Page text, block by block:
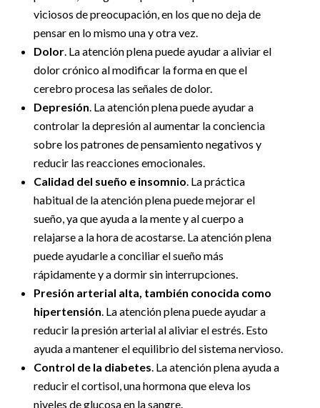
viciosos de preocupación, en los que no deja de
pensar en lo mismo una y otra vez.
Dolor. La atención plena puede ayudar a aliviar el
dolor crónico al modificar la forma en que el
cerebro procesa las señales de dolor.
Depresión. La atención plena puede ayudar a
controlar la depresión al aumentar la conciencia
sobre los patrones de pensamiento negativos y
reducir las reacciones emocionales.
Calidad del sueño e insomnio. La práctica
habitual de la atención plena puede mejorar el
sueño, ya que ayuda a la mente y al cuerpo a
relajarse a la hora de acostarse. La atención plena
puede ayudarle a conciliar el sueño más
rápidamente y a dormir sin interrupciones.
Presión arterial alta, también conocida como
hipertensión. La atención plena puede ayudar a
reducir la presión arterial al aliviar el estrés. Esto
ayuda a mantener el equilibrio del sistema nervioso.
Control de la diabetes. La atención plena ayuda a
reducir el cortisol, una hormona que eleva los
niveles de glucosa en la sangre.